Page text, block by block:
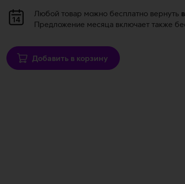
Загрузка
данных
Любой товар можно бесплатно вернуть
Предложение месяца включает также
Добавить в корзину